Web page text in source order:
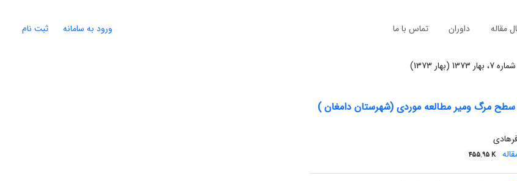
مقاله داوران تماس با ما ورود به سامانه ثبت نام
مرگ ومیر مطالعه موردی (شهرستان دامغان )
455.95 K